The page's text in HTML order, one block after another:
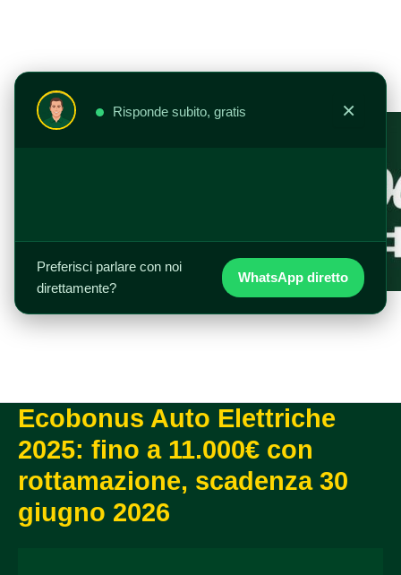
Risponde subito, gratis ×
Preferisci parlare con noi
direttamente?
WhatsApp diretto
Ecobonus Auto Elettriche
2025: fino a 11.000€ con
rottamazione, scadenza 30
giugno 2026